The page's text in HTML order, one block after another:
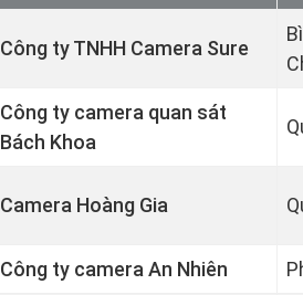
Công ty TNHH Camera Sure
Công ty camera quan sát
Bách Khoa
Camera Hoàng Gia
Công ty camera An Nhiên